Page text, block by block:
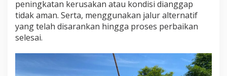
m
b
a
n
peningkatan kerusakan atau kondisi dianggap
tidak aman. Serta, menggunakan jalur alternatif
yang telah disarankan hingga proses perbaikan
selesai.